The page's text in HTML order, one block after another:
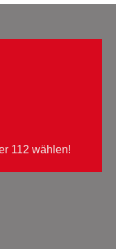
112 wählen!